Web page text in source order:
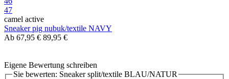
47
camel active
Sneaker pig nubuk/textile NAVY
Ab 67,95 € 89,95 €
Eigene Bewertung schreiben
Sie bewerten: Sneaker split/textile BLAU/NATUR